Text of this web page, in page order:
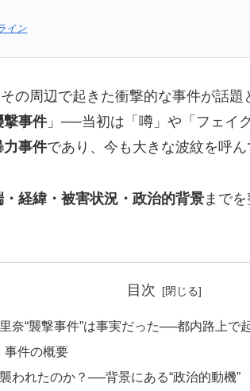
イン
の周辺で起きた衝撃的な事件が話題
撃事件」──当初は「噂」や「フェイ
力事件であり、今も大きな波紋を呼ん
・経緯・被害状況・政治的背景 まで
目次
奈“襲撃事件”は事実だった──都内路上で
件の概要
われたのか？──背景にある“政治的動機”